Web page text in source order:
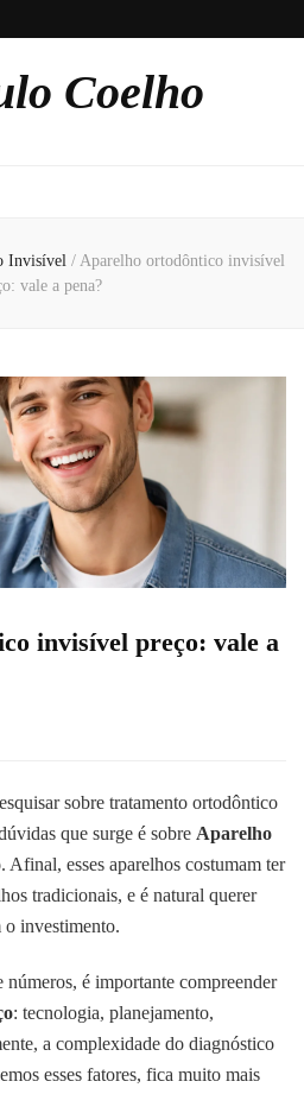
Coelho
Invisível / Aparelho ortodôntico invisível
vale a pena?
invisível preço: vale a
sobre tratamento ortodôntico
que surge é sobre Aparelho
. Afinal, esses aparelhos costumam ter
tradicionais, e é natural querer
o investimento.
números, é importante compreender
: tecnologia, planejamento,
a complexidade do diagnóstico
esses fatores, fica muito mais